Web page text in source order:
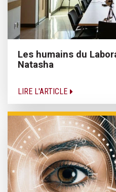
Les humains du
Natasha
LIRE L'ARTICLE